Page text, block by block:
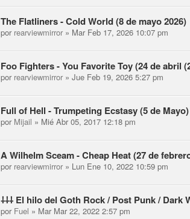
The Flatliners - Cold World (8 de mayo 2026)
por rearviewmirror » Mar Feb 17, 2026 10:07 pm
Foo Fighters - You Favorite Toy (24 de abril
por rearviewmirror » Jue Feb 19, 2026 5:27 pm
Full of Hell - Trumpeting Ecstasy (5 de Mayo)
por Mijail » Mié Abr 05, 2017 12:18 pm
A Wilhelm Sceam - Cheap Heat (27 de
por rearviewmirror » Lun Ene 10, 2022 10:59 pm
⸸⸸⸸ El hilo del Goth Rock / Post Punk / Dark
por Fuel » Mar Mar 22, 2022 2:57 pm